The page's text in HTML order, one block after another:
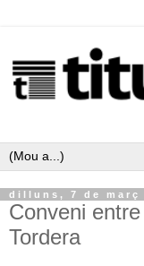
dilluns, 7 de març
Conveni
Tordera